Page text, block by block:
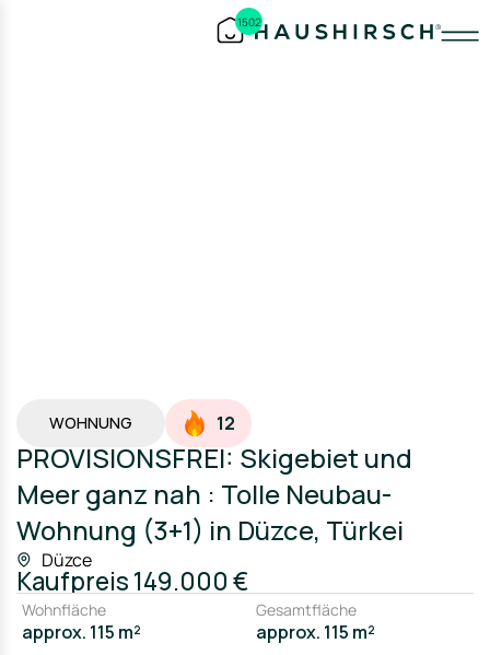
1502
WOHNUNG 12
PROVISIONSFREI: Skigebiet und
Meer ganz nah : Tolle Neubau-
Wohnung (3+1) in Düzce, Türkei
Düzce
Kaufpreis149.000 €
Wohnfläche
approx. 115 m²
Gesamtfläche
approx. 115 m²